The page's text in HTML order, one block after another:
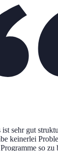
sehr gut
keinerlei
so zu